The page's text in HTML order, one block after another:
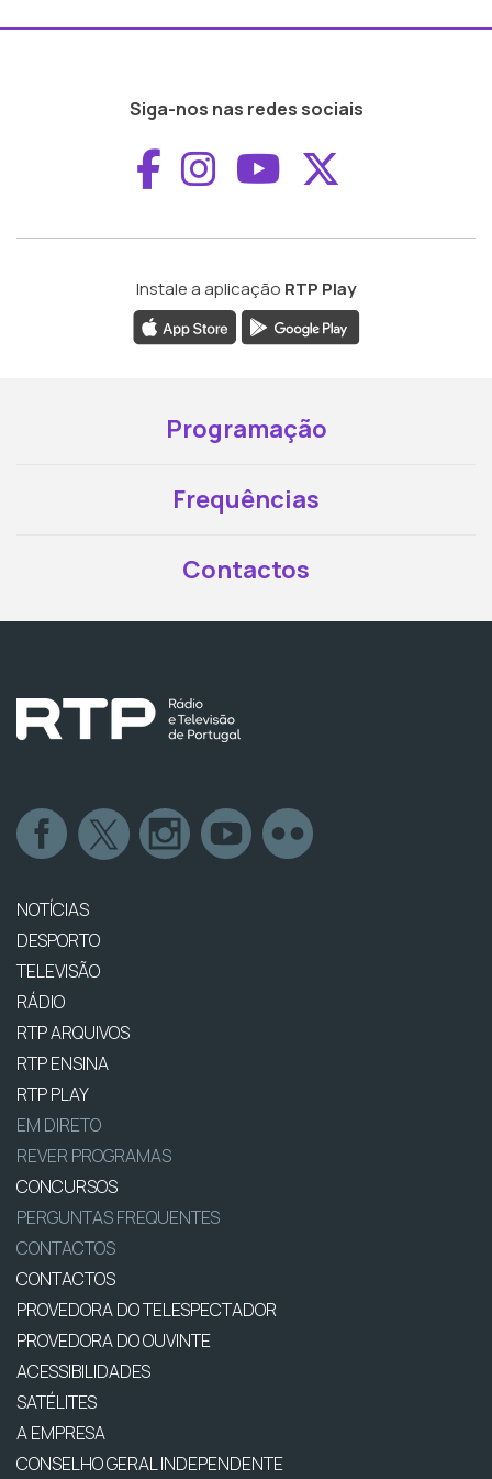
Siga-nos nas redes sociais
Aceder ao
Aceder ao
Aceder ao
Instale a aplicação RTP Play
Programação
Frequências
Contactos
NOTÍCIAS
DESPORTO
TELEVISÃO
RÁDIO
RTP ARQUIVOS
RTP ENSINA
RTP PLAY
EM DIRETO
REVER PROGRAMAS
CONCURSOS
PERGUNTAS FREQUENTES
CONTACTOS
CONTACTOS
PROVEDORA DO TELESPECTADOR
PROVEDORA DO OUVINTE
ACESSIBILIDADES
SATÉLITES
A EMPRESA
CONSELHO GERAL INDEPENDENTE